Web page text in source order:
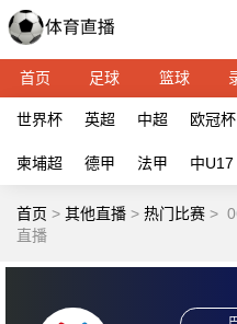
首页 足球 篮球
世界杯 英超 中超 欧冠杯
柬埔超 德甲 法甲 中U17
首页 > 其他直播 > 热门比赛 >
直播